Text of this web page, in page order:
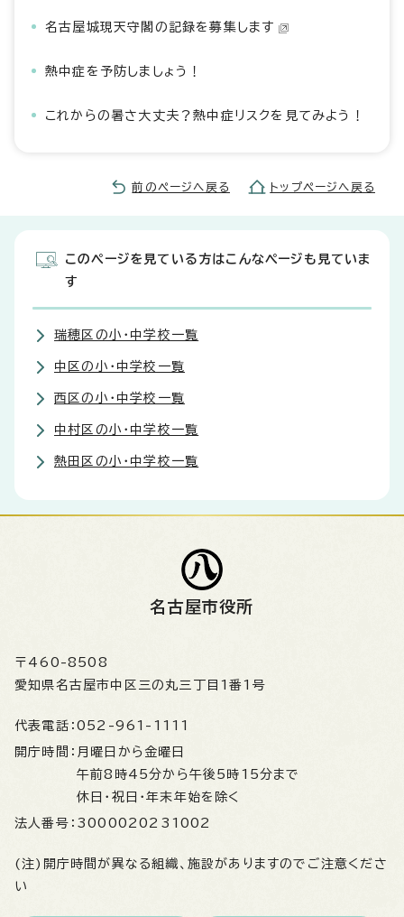
名古屋城現天守閣の記録を募集します
熱中症を予防しましょう！
これからの暑さ大丈夫？熱中症リスクを見てみよう！
前のページへ戻る トップページへ戻る
このページを見ている方はこんなページも見ていま
す
瑞穂区の小・中学校一覧
中区の小・中学校一覧
西区の小・中学校一覧
中村区の小・中学校一覧
熱田区の小・中学校一覧
名古屋市役所
〒460-8508
愛知県名古屋市中区三の丸三丁目1番1号
代表電話： 052-961-1111
開庁時間： 月曜日から金曜日
午前8時45分から午後5時15分まで
休日・祝日・年末年始を除く
法人番号： 3000020231002
(注)開庁時間が異なる組織、施設がありますのでご注意くださ
い